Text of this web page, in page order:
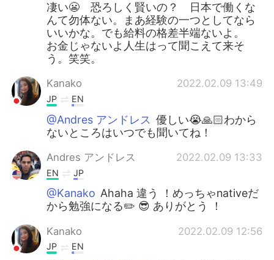
凄い😬 恐ろしく賢いの？ 日本で働くな
んて勿体ない。まあ経験の一つとしてなら
いいかな。でも給料の格差半端ないよ。
お金じゃないよ人生はって聞こえて来そ
う。笑笑。
Kanako 2022.02.09 13:49
JP EN
@Andres アンドレス 優しい😭🙏🏻わから
ないところはいつでも聞いてね！
Andres アンドレス 2022.02.09 13:33
EN JP
@Kanako Ahaha 違う ！めっちゃnativeだ
から勉強になる✏️ 😎 ありがとう ！
Kanako 2022.02.09 12:56
JP EN